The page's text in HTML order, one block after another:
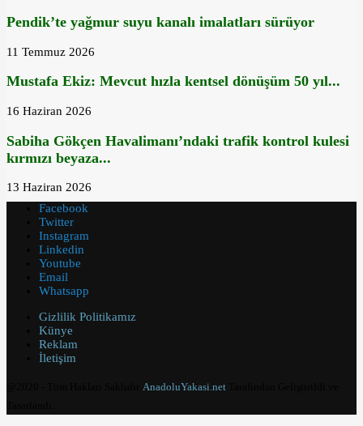
Pendik’te yağmur suyu kanalı imalatları sürüyor
11 Temmuz 2026
Mustafa Ekiz: Mevcut hızla kentsel dönüşüm 50 yıl...
16 Haziran 2026
Sabiha Gökçen Havalimanı’ndaki trafik kontrol kulesi
kırmızı beyaza...
13 Haziran 2026
Facebook
Twitter
Instagram
Linkedin
Youtube
Email
Whatsapp
Gizlilik Politikamız
Künye
Reklam
İletişim
AnadoluYakasi.net